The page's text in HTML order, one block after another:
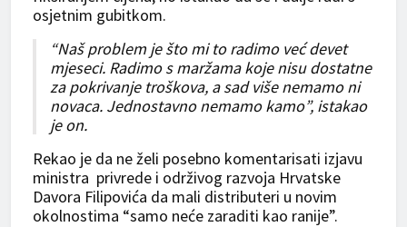
osjetnim gubitkom.
“Naš problem je što mi to radimo već devet
mjeseci. Radimo s maržama koje nisu dostatne
za pokrivanje troškova, a sad više nemamo ni
novaca. Jednostavno nemamo kamo”, istakao
je on.
Rekao je da ne želi posebno komentarisati izjavu
ministra privrede i održivog razvoja Hrvatske
Davora Filipovića da mali distributeri u novim
okolnostima “samo neće zaraditi kao ranije”.